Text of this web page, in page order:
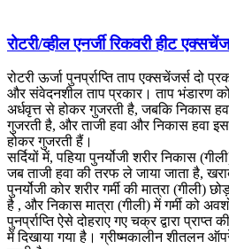
रोटरी/व्हील एनर्जी रिकवरी हीट
रोटरी ऊर्जा पुनर्प्राप्ति ताप एक्सचेंजर्स दो
और संवेदनशील ताप प्रकार। ताप भंडारण
अर्धवृत्त से होकर गुजरती है, जबकि निकास
गुजरती है, और ताजी हवा और निकास हवा
होकर गुजरती हैं।
सर्दियों में, पहिया पुनर्योजी शरीर निकास
जब ताजी हवा की तरफ ले जाया जाता है,
पुनर्योजी कोर शरीर गर्मी की मात्रा (गीली)
है , और निकास मात्रा (गीली) में गर्मी को
पुनर्प्राप्ति ऐसे दोहराए गए चक्र द्वारा प्राप्त
में दिखाया गया है। ग्रीष्मकालीन शीतलन